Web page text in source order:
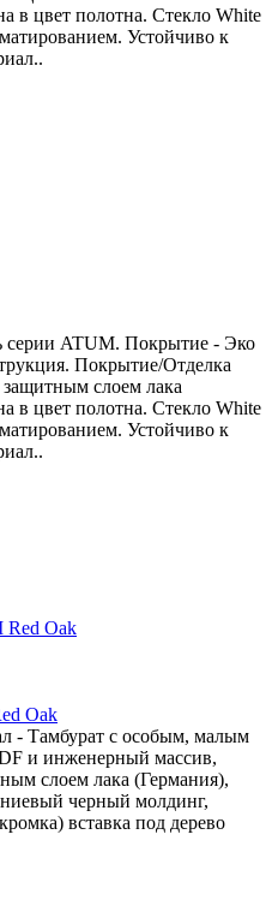
в цвет полотна. Стекло White
Устойчиво к
серии ATUM. Покрытие - Эко
Покрытие/Отделка
слоем лака
в цвет полотна. Стекло White
Устойчиво к
Oak
- Тамбурат с особым, малым
и инженерный массив,
слоем лака (Германия),
черный молдинг,
вставка под дерево